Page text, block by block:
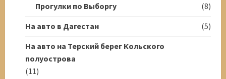
Прогулки по Выборгу
(8)
На авто в Дагестан
(5)
На авто на Терский берег Кольского
полуострова
(11)